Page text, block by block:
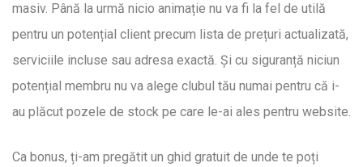
masiv. Până la urmă nicio animație nu va fi la fel de utilă
pentru un potențial client precum lista de prețuri actualizată,
serviciile incluse sau adresa exactă. Și cu siguranță niciun
potențial membru nu va alege clubul tău numai pentru că i-
au plăcut pozele de stock pe care le-ai ales pentru website.
Ca bonus, ți-am pregătit un ghid gratuit de unde te poți